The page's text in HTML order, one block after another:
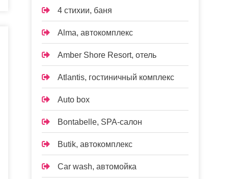
4 стихии, баня
Alma, автокомплекс
Amber Shore Resort, отель
Atlantis, гостиничный комплекс
Auto box
Bontabelle, SPA-салон
Butik, автокомплекс
Car wash, автомойка